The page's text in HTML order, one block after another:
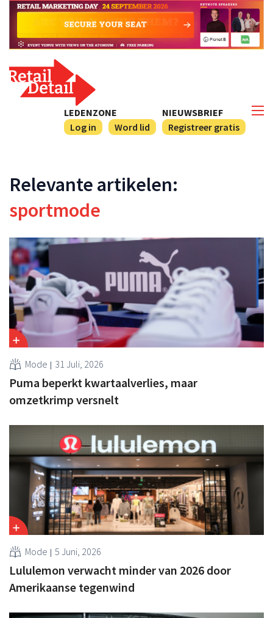
NIEUWSBRIEF
Registreer gratis
LEDENZONE
Log in
Word lid
Relevante artikelen:
sportmode
Mode 31 Juli, 2026
Puma beperkt kwartaalverlies, maar
omzetkrimp versnelt
Mode 5 Juni, 2026
Lululemon verwacht minder van 2026 door
Amerikaanse tegenwind